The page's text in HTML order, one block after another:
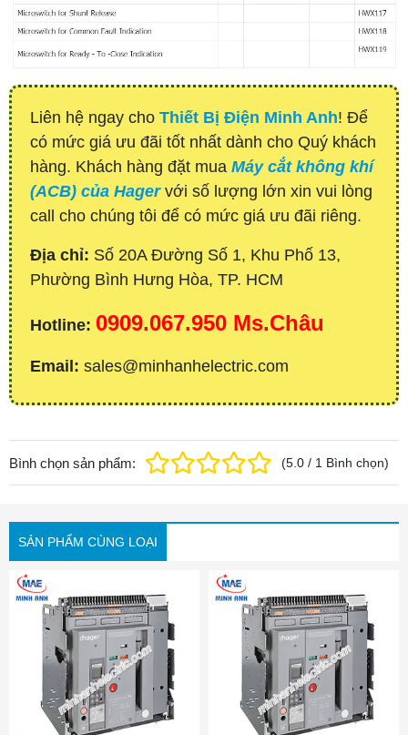
Liên hệ ngay cho Thiết Bị Điện Minh Anh! Để
có mức giá ưu đãi tốt nhất dành cho Quý khách
hàng. Khách hàng đặt mua Máy cắt không khí
(ACB) của Hagervới số lượng lớn xin vui lòng
call cho chúng tôi để có mức giá ưu đãi riêng.
Địa chỉ: Số 20A Đường Số 1, Khu Phố 13,
Phường Bình Hưng Hòa, TP. HCM
Hotline: 0909.067.950 Ms.Châu
Email: sales@minhanhelectric.com
Bình chọn sản phẩm: (5.0 / 1 Bình chọn)
SẢN PHẨM CÙNG LOẠI